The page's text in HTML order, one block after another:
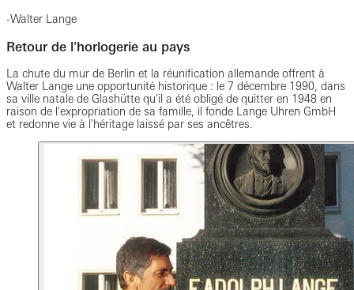
-Walter Lange
Retour de l'horlogerie au pays
La chute du mur de Berlin et la réunification allemande offrent à
Walter Lange une opportunité historique : le 7 décembre 1990, dans
sa ville natale de Glashütte qu'il a été obligé de quitter en 1948 en
raison de l'expropriation de sa famille, il fonde Lange Uhren GmbH
et redonne vie à l'héritage laissé par ses ancêtres.